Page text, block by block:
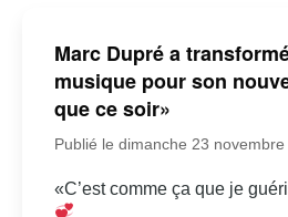
Marc Dupré a
musique pour son
que ce soir»
Publié le dimanche 23
«C’est comme ça que je